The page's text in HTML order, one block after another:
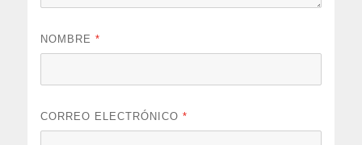
NOMBRE*
CORREO ELECTRÓNICO*